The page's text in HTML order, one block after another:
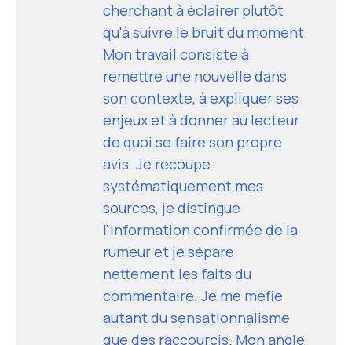
cherchant à éclairer plutôt
qu'à suivre le bruit du moment.
Mon travail consiste à
remettre une nouvelle dans
son contexte, à expliquer ses
enjeux et à donner au lecteur
de quoi se faire son propre
avis. Je recoupe
systématiquement mes
sources, je distingue
l'information confirmée de la
rumeur et je sépare
nettement les faits du
commentaire. Je me méfie
autant du sensationnalisme
que des raccourcis. Mon angle